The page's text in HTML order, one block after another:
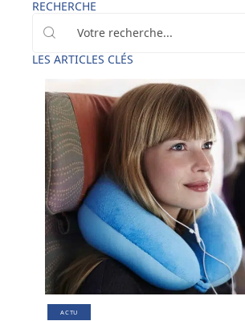
RECHERCHE
LES ARTICLES CLÉS
ACTU